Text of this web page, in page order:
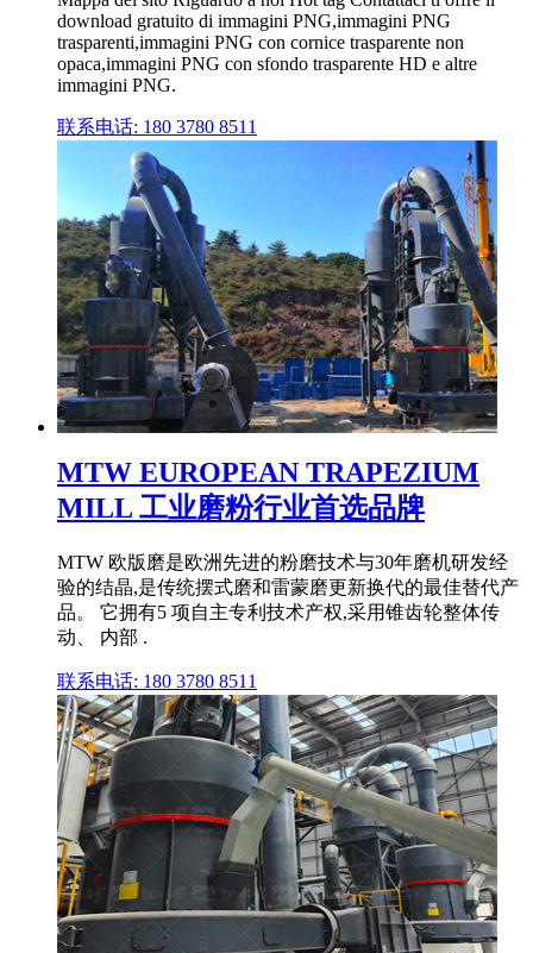
download gratuito di immagini PNG,immagini PNG
trasparenti,immagini PNG con cornice trasparente non
opaca,immagini PNG con sfondo trasparente HD e altre
immagini PNG.
联系电话: 180 3780 8511
MTW EUROPEAN TRAPEZIUM
MILL 工业磨粉行业首选品牌
MTW 欧版磨是欧洲先进的粉磨技术与30年磨机研发经
验的结晶,是传统摆式磨和雷蒙磨更新换代的最佳替代产
品。 它拥有5 项自主专利技术产权,采用锥齿轮整体传
动、 内部 .
联系电话: 180 3780 8511